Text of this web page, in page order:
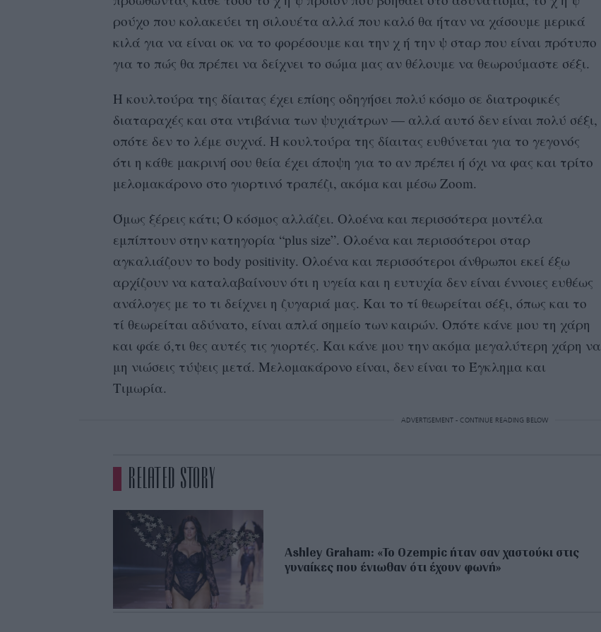
ρούχο που κολακεύει τη σιλουέτα αλλά που καλό θα ήταν να χάσουμε μερικά
κιλά για να είναι οκ να το φορέσουμε και την χ ή την ψ σταρ που είναι πρότυπο
για το πώς θα πρέπει να δείχνει το σώμα μας αν θέλουμε να θεωρούμαστε σέξι.
Η κουλτούρα της δίαιτας έχει επίσης οδηγήσει πολύ κόσμο σε διατροφικές
διαταραχές και στα ντιβάνια των ψυχιάτρων — αλλά αυτό δεν είναι πολύ σέξι,
οπότε δεν το λέμε συχνά. Η κουλτούρα της δίαιτας ευθύνεται για το γεγονός
ότι η κάθε μακρινή σου θεία έχει άποψη για το αν πρέπει ή όχι να φας και τρίτο
μελομακάρονο στο γιορτινό τραπέζι, ακόμα και μέσω Zoom.
Όμως ξέρεις κάτι; Ο κόσμος αλλάζει. Ολοένα και περισσότερα μοντέλα
εμπίπτουν στην κατηγορία “plus size”. Ολοένα και περισσότεροι σταρ
αγκαλιάζουν το body positivity. Ολοένα και περισσότεροι άνθρωποι εκεί έξω
αρχίζουν να καταλαβαίνουν ότι η υγεία και η ευτυχία δεν είναι έννοιες ευθέως
ανάλογες με το τι δείχνει η ζυγαριά μας. Και το τί θεωρείται σέξι, όπως και το
τί θεωρείται αδύνατο, είναι απλά σημείο των καιρών. Οπότε κάνε μου τη χάρη
και φάε ό,τι θες αυτές τις γιορτές. Και κάνε μου την ακόμα μεγαλύτερη χάρη να
μη νιώσεις τύψεις μετά. Μελομακάρονο είναι, δεν είναι το Έγκλημα και
Τιμωρία.
ADVERTISEMENT - CONTINUE READING BELOW
RELATED STORY
Ashley Graham: «Το Ozempic ήταν σαν χαστούκι στις
γυναίκες που ένιωθαν ότι έχουν φωνή»